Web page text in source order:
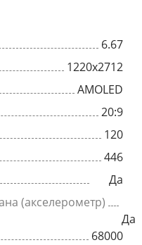
6.67
1220x2712
AMOLED
20:9
120
446
Да
(акселерометр)
Да
68000